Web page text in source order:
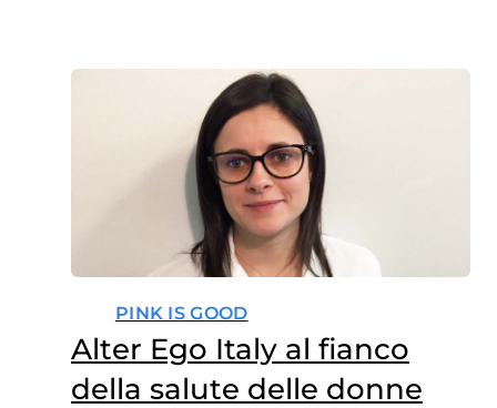
PINK IS GOOD
Alter Ego Italy al fianco
della salute delle donne